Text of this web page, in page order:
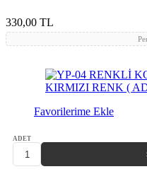
330,00 TL
Favorilerime Ekle
ADET